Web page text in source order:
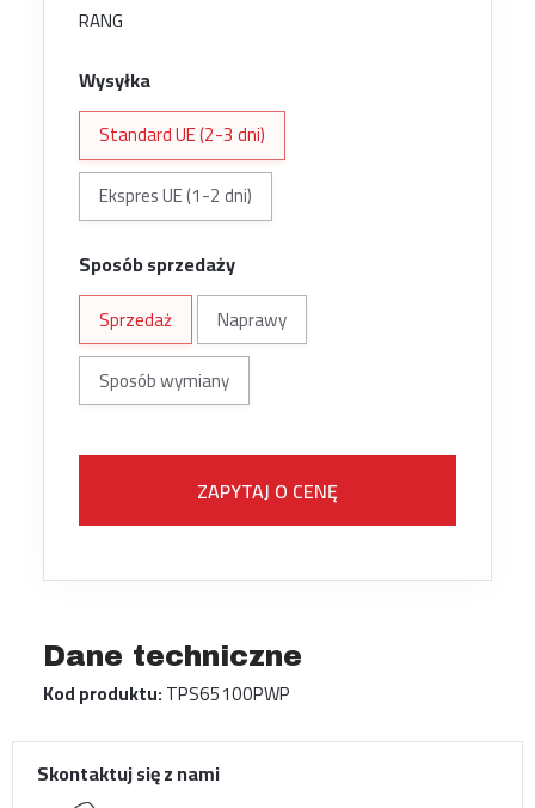
RANG
Wysyłka
Standard UE (2-3 dni)
Ekspres UE (1-2 dni)
Sposób sprzedaży
Sprzedaż
Naprawy
Sposób wymiany
ZAPYTAJ O CENĘ
Dane techniczne
Kod produktu:TPS65100PWP
Skontaktuj się z nami